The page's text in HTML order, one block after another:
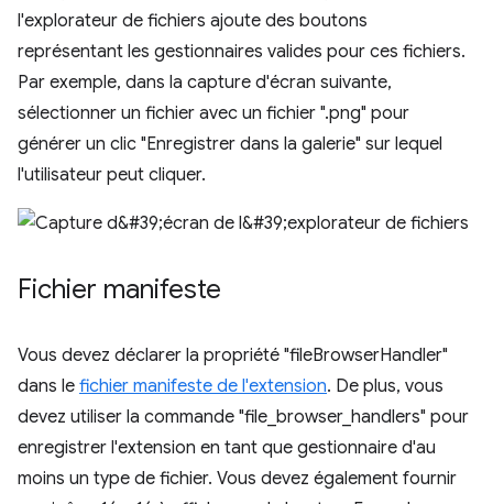
l'explorateur de fichiers ajoute des boutons
représentant les gestionnaires valides pour ces fichiers.
Par exemple, dans la capture d'écran suivante,
sélectionner un fichier avec un fichier ".png" pour
générer un clic "Enregistrer dans la galerie" sur lequel
l'utilisateur peut cliquer.
Fichier manifeste
Vous devez déclarer la propriété "fileBrowserHandler"
dans le fichier manifeste de l'extension. De plus, vous
devez utiliser la commande "file_browser_handlers" pour
enregistrer l'extension en tant que gestionnaire d'au
moins un type de fichier. Vous devez également fournir